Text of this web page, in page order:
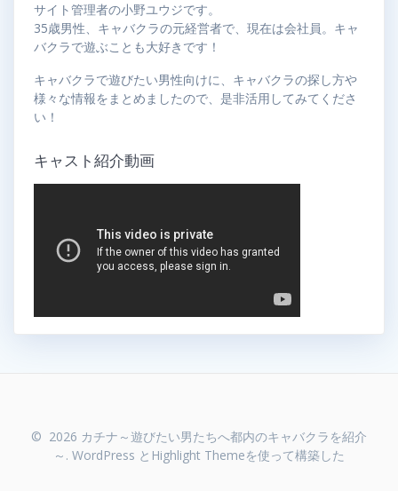
サイト管理者の小野ユウジです。
35歳男性、キャバクラの元経営者で、現在は会社員。キャ
バクラで遊ぶことも大好きです！
キャバクラで遊びたい男性向けに、キャバクラの探し方や
様々な情報をまとめましたので、是非活用してみてくださ
い！
キャスト紹介動画
© 2026 カチナ～遊びたい男たちへ都内のキャバクラを紹介
～. WordPress と Highlight Themeを使って構築した